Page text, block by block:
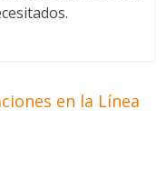
en la Línea